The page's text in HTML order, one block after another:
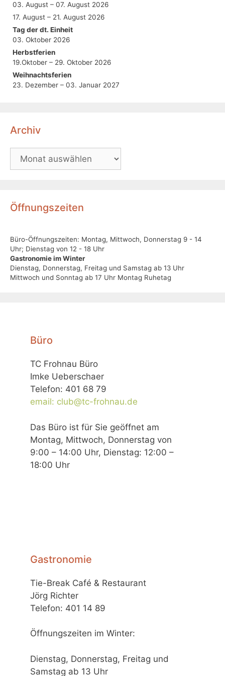
03. August – 07. August 2026
17. August – 21. August 2026
Tag der dt. Einheit
03. Oktober 2026
Herbstferien
19.Oktober – 29. Oktober 2026
Weihnachtsferien
23. Dezember – 03. Januar 2027
Archiv
Öffnungszeiten
Büro-Öffnungszeiten: Montag, Mittwoch, Donnerstag 9 - 14
Uhr; Dienstag von 12 - 18 Uhr
Gastronomie im Winter
Dienstag, Donnerstag, Freitag und Samstag ab 13 Uhr
Mittwoch und Sonntag ab 17 Uhr Montag Ruhetag
Büro
TC Frohnau Büro
Imke Ueberschaer
Telefon: 401 68 79
email: club@tc-frohnau.de
Das Büro ist für Sie geöffnet am
Montag, Mittwoch, Donnerstag von
9:00 – 14:00 Uhr, Dienstag: 12:00 –
18:00 Uhr
Gastronomie
Tie-Break Café & Restaurant
Jörg Richter
Telefon: 401 14 89
Öffnungszeiten im Winter:
Dienstag, Donnerstag, Freitag und
Samstag ab 13 Uhr